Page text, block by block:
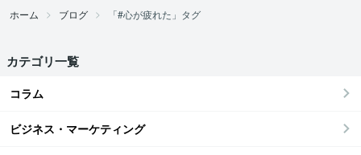
ホーム ブログ 「#心が疲れた」タグ
カテゴリ一覧
コラム
ビジネス・マーケティング